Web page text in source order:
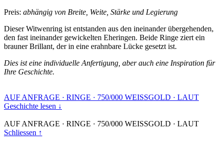
Preis: abhängig von Breite, Weite, Stärke und Legierung
Dieser Witwenring ist entstanden aus den ineinander übergehenden,
den fast ineinander gewickelten Eheringen. Beide Ringe ziert ein
brauner Brillant, der in eine erahnbare Lücke gesetzt ist.
Dies ist eine individuelle Anfertigung, aber auch eine Inspiration für
Ihre Geschichte.
AUF ANFRAGE · RINGE · 750/000 WEISSGOLD · LAUT
Geschichte lesen ↓
AUF ANFRAGE · RINGE · 750/000 WEISSGOLD · LAUT
Schliessen ↑